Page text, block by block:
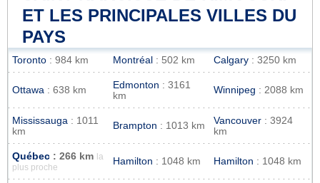
ET LES PRINCIPALES VILLES DU
PAYS
Toronto : 984 km Montréal : 502 km Calgary : 3250 km
Ottawa : 638 km Edmonton : 3161
km
Winnipeg : 2088 km
Mississauga : 1011
km
Brampton : 1013 km Vancouver : 3924
km
Québec : 266 km
la
plus proche
Hamilton : 1048 km Hamilton : 1048 km